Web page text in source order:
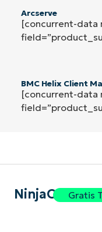
Arcserve
[concurrent-data
BMC Helix Client
[concurrent-data
NinjaOneGratis